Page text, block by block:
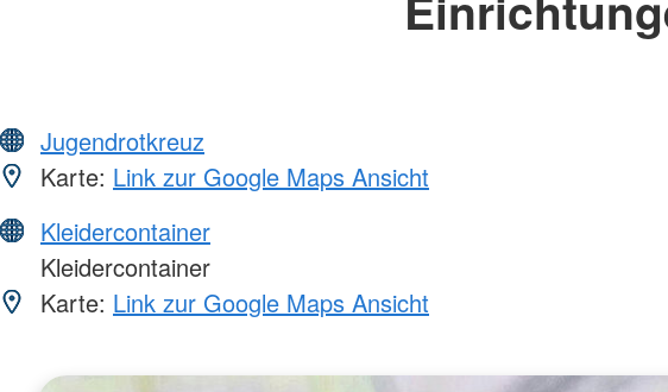
Jugendrotkreuz
Karte: Link zur Google Maps Ansicht
Kleidercontainer
Kleidercontainer
Karte: Link zur Google Maps Ansicht